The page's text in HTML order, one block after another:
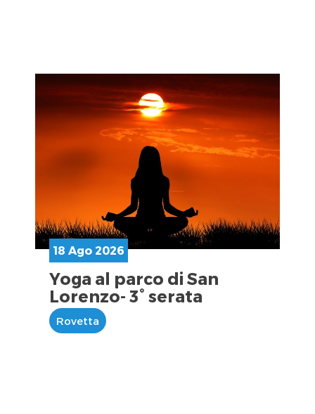
18 Ago 2026
Yoga al parco di San
Lorenzo- 3° serata
Rovetta